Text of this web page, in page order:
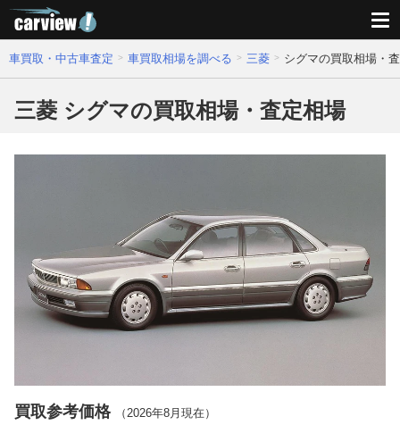
車買取・中古車査定 車買取相場を調べる 三菱 シグマの買取相場・
三菱 シグマの買取相場・査定相場
買取参考価格 （ 2026年8月 現在）